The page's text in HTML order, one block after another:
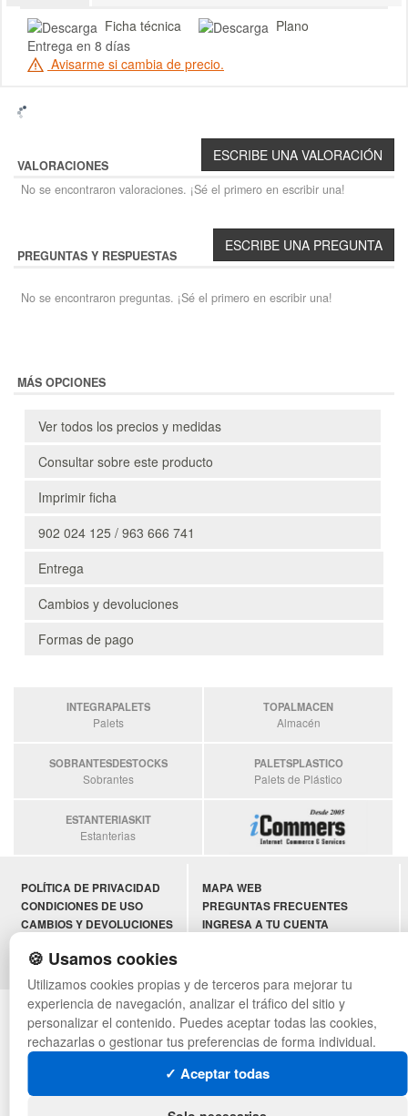
Ficha técnica
Plano
Entrega en 8 días
Avisarme si cambia de precio.
VALORACIONES
No se encontraron valoraciones. ¡Sé el primero en escribir una!
PREGUNTAS Y RESPUESTAS
No se encontraron preguntas. ¡Sé el primero en escribir una!
MÁS OPCIONES
Ver todos los precios y medidas
Consultar sobre este producto
Imprimir ficha
902 024 125 / 963 666 741
Entrega
Cambios y devoluciones
Formas de pago
INTEGRAPALETS
Palets
TOPALMACEN
Almacén
SOBRANTESDESTOCKS
Sobrantes
PALETSPLASTICO
Palets de Plástico
ESTANTERIASKIT
Estanterias
POLÍTICA DE PRIVACIDAD
CONDICIONES DE USO
CAMBIOS Y DEVOLUCIONES
QUIENES SOMOS
MAPA WEB
PREGUNTAS FRECUENTES
INGRESA A TU CUENTA
© asistentecompras.com - Todos los derechos reservados
🍪 Usamos cookies
Utilizamos cookies propias y de terceros para mejorar tu
experiencia de navegación, analizar el tráfico del sitio y
personalizar el contenido. Puedes aceptar todas las cookies,
rechazarlas o gestionar tus preferencias de forma individual.
✓ Aceptar todas